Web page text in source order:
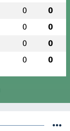
0 0
0 0
0 0
0 0